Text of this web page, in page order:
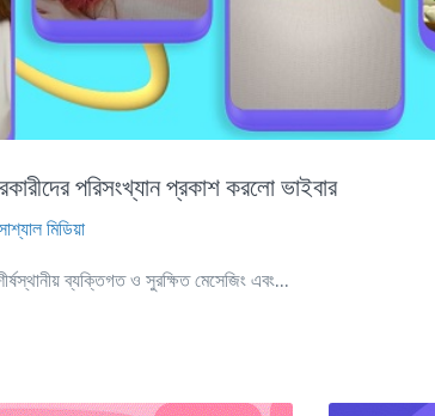
পরিসংখ্যান প্রকাশ করলো ভাইবার
মিডিয়া
ব্যক্তিগত ও সুরক্ষিত মেসেজিং এবং...